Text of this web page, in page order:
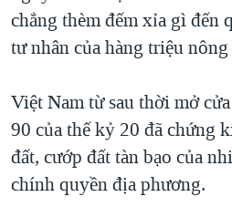
chẳng thèm đếm xỉa gì đến
tư nhân của hàng triệu nông
Việt Nam từ sau thời mở
90 của thế kỷ 20 đã chứng
đất, cướp đất tàn bạo của
chính quyền địa phương.